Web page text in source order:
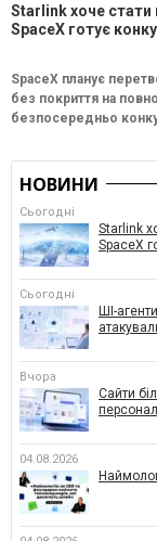
Starlink хоче
SpaceX готує
SpaceX планує
без покриття на
безпосередньо
НОВИНИ
Сьогодні
Starlink
SpaceX
Сьогодні
ШІ-
Вчора
Сайти
04.08.2026